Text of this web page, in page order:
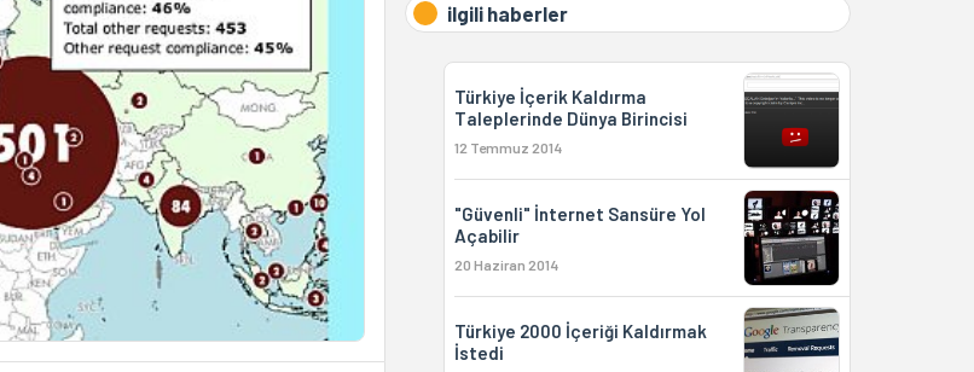
ilgili haberler
Türkiye İçerik Kaldırma
Taleplerinde Dünya Birincisi
12 Temmuz 2014
"Güvenli" İnternet Sansüre Yol
Açabilir
20 Haziran 2014
Türkiye 2000 İçeriği Kaldırmak
İstedi